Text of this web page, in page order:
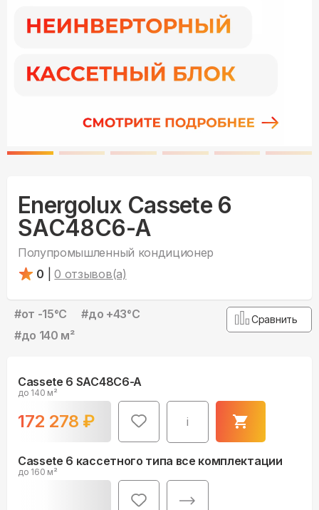
Energolux Cassete 6
SAC48C6-A
Полупромышленный кондиционер
0
0 отзывов(а)
#от -15°С #до +43°С
#до 140 м²
Сравнить
Cassete 6 SAC48C6-A
до 140 м²
172 278 ₽ i
Cassete 6 кассетного типа все комплектации
до 160 м²